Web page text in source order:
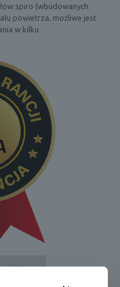
spiro (wbudowanych
powietrza, możliwe jest
w kilku